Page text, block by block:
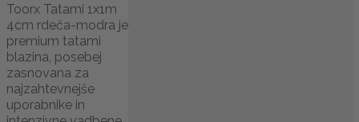
Toorx Tatami 1x1m
4cm rdeča-modra je
premium tatami
blazina, posebej
zasnovana za
najzahtevnejše
uporabnike in